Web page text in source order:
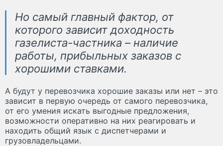
Но самый главный фактор, от
которого зависит доходность
газелиста-частника – наличие
работы, прибыльных заказов с
хорошими ставками.
А будут у перевозчика хорошие заказы или нет – это
зависит в первую очередь от самого перевозчика,
от его умения искать выгодные предложения,
возможности оперативно на них реагировать и
находить общий язык с диспетчерами и
грузовладельцами.